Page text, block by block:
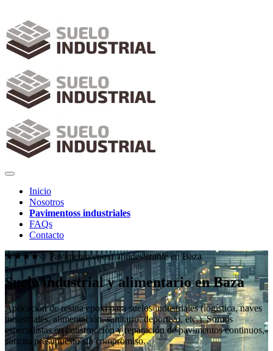
Inicio
Nosotros
Pavimentoss industriales
FAQs
Contacto
★★★★✩ Pavimento epoxi antideslizante enBaza
Suelo industrial y alimentario en Baza
Aplicación de resina epoxi para suelos industriales (logística, naves
industriales, alimentación, sanitario, deportivo, etc.). Somos
especialistas en construcción y reparación de pavimentos continuos,
solicita presupuesto sin compromiso.